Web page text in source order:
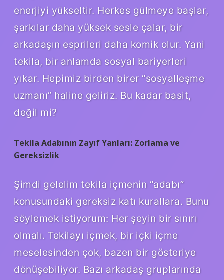
enerjiyi yükseltir. Herkes gülmeye başlar,
şarkılar daha yüksek sesle çalar, bir
arkadaşın esprileri daha komik olur. Yani
tekila, bir anlamda sosyal bariyerleri
yıkar. Hepimiz birden birer “sosyalleşme
uzmanı” haline geliriz. Bu kadar basit,
değil mi?
Tekila Adabının Zayıf Yanları: Zorlama ve
Gereksizlik
Şimdi gelelim tekila içmenin “adabı”
konusundaki gereksiz katı kurallara. Bunu
söylemek istiyorum: Her şeyin bir sınırı
olmalı. Tekilayı içmek, bir içki içme
meselesinden çok, bazen bir gösteriye
dönüşebiliyor. Bazı arkadaş gruplarında